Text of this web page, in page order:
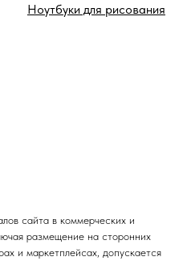
Ноутбуки для рисования
сайта в коммерческих и
размещение на сторонних
и маркетплейсах, допускается